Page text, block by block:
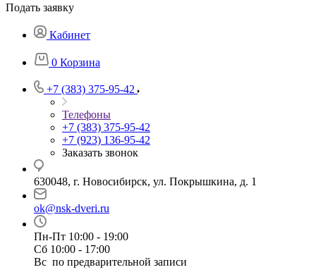
Подать заявку
Кабинет
0 Корзина
+7 (383) 375-95-42
Телефоны
+7 (383) 375-95-42
+7 (923) 136-95-42
Заказать звонок
630048, г. Новосибирск, ул. Покрышкина, д. 1
ok@nsk-dveri.ru
Пн-Пт 10:00 - 19:00
Сб 10:00 - 17:00
Вс по предварительной записи